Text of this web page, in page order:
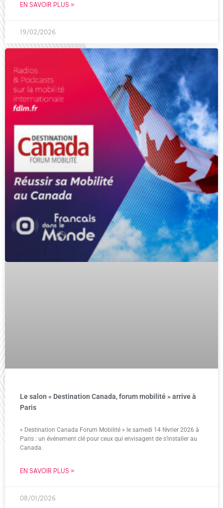
EN SAVOIR PLUS »
19/02/2026
Le salon « Destination Canada, forum mobilité » arrive à
Paris
« Destination Canada Forum Mobilité » le samedi 14 février 2026 à
Paris : un événement clé pour ceux qui envisagent de s’installer au
Canada.
EN SAVOIR PLUS »
08/01/2026